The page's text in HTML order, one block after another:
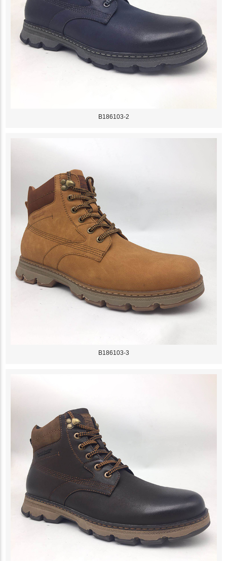
B186103-2
B186103-3